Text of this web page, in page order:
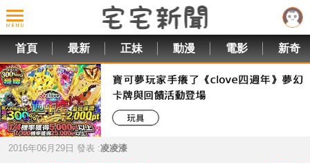
首頁 最新 正妹 動漫 電影 新奇
2016年06月29日 發表 :凌凌漆